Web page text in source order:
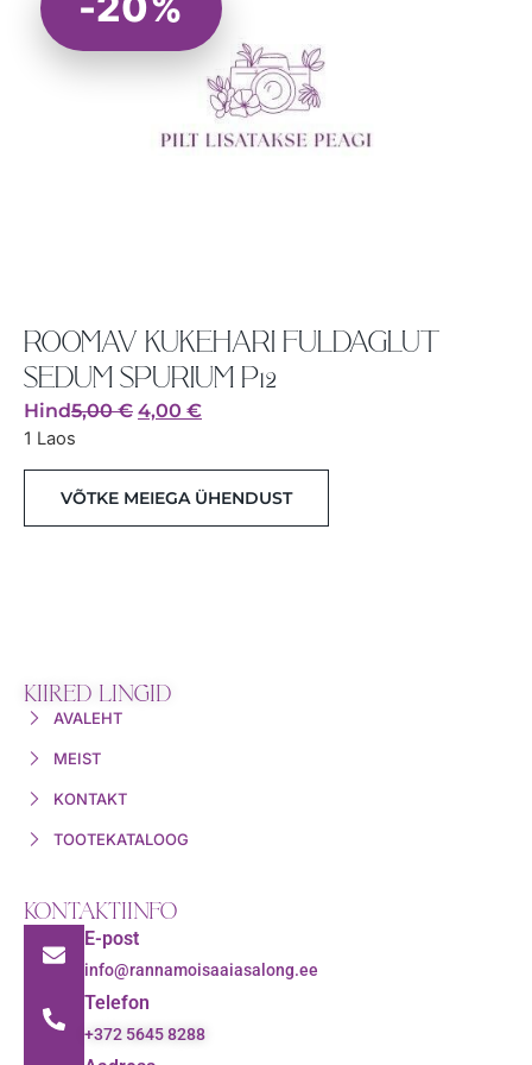
ROOMAV KUKEHARI FULDAGLUT
SEDUM SPURIUM P12
Hind5,00€ 4,00 €
1 Laos
VÕTKE MEIEGA ÜHENDUST
KIIRED LINGID
AVALEHT
MEIST
KONTAKT
TOOTEKATALOOG
KONTAKTIINFO
E-post
info@rannamoisaaiasalong.ee
Telefon
+372 5645 8288